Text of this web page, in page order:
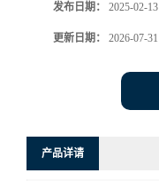
发布日期： 2025-02-13
更新日期： 2026-07-31
产品详请